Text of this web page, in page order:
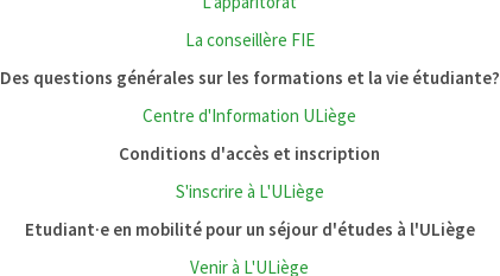
La conseillère FIE
Des questions générales sur les formations et la vie étudiante?
Centre d'Information ULiège
Conditions d'accès et inscription
S'inscrire à L'ULiège
Etudiant·e en mobilité pour un séjour d'études à l'ULiège
Venir à L'ULiège